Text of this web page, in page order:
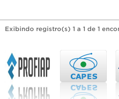
Exibindo registro(s) 1 a 1 de 1